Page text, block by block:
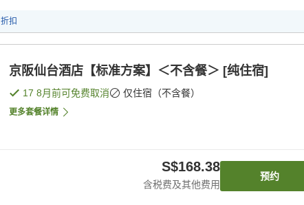
折扣
京阪仙台酒店【标准方案】＜不含餐＞ [纯住宿]
17 8月前可免费取消 仅住宿（不含餐）
更多套餐详情
S$168.38
含税费及其他费用
预约